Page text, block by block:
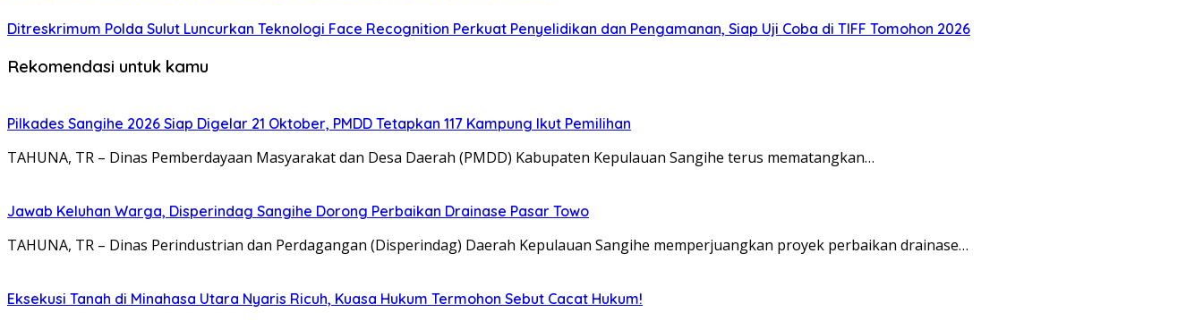
Ditreskrimum Polda Sulut Luncurkan Teknologi Face Recognition Perkuat Penyelidikan dan Pengamanan, Siap Uji Coba di TIFF Tomohon 2026
Rekomendasi untuk kamu
Pilkades Sangihe 2026 Siap Digelar 21 Oktober, PMDD Tetapkan 117 Kampung Ikut Pemilihan
TAHUNA, TR – Dinas Pemberdayaan Masyarakat dan Desa Daerah (PMDD) Kabupaten Kepulauan Sangihe terus mematangkan…
Jawab Keluhan Warga, Disperindag Sangihe Dorong Perbaikan Drainase Pasar Towo
TAHUNA, TR – Dinas Perindustrian dan Perdagangan (Disperindag) Daerah Kepulauan Sangihe memperjuangkan proyek perbaikan drainase…
Eksekusi Tanah di Minahasa Utara Nyaris Ricuh, Kuasa Hukum Termohon Sebut Cacat Hukum!